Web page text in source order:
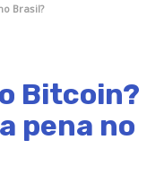
Brasil?
Bitcoin?
pena no